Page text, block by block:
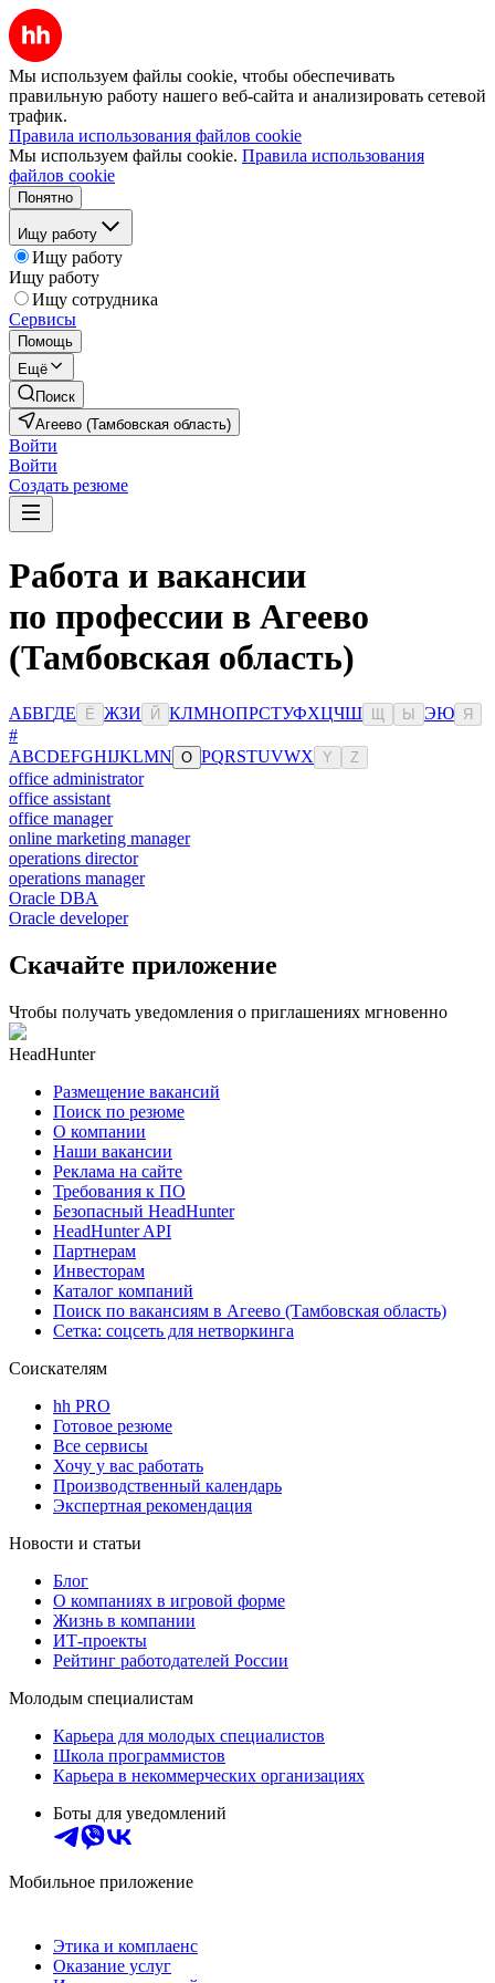
Мы используем файлы cookie, чтобы обеспечивать
правильную работу нашего веб-сайта и анализировать сетевой
трафик.
Правила использования файлов cookie
Мы используем файлы cookie. Правила использования
файлов cookie
Понятно
Ищу работу
Ищу работу
Ищу работу
Ищу сотрудника
Сервисы
Помощь
Ещё
Поиск
Агеево (Тамбовская область)
Войти
Войти
Создать резюме
Работа и вакансии
по профессии в Агеево
(Тамбовская область)
АБВГДЕ Ё ЖЗИ Й КЛМНОПРСТУФХЦЧШ Ы ЭЮ Я
#
ABCDEFGHIJKLMN O PQRSTUVWX Y Z
office administrator
office assistant
office manager
online marketing manager
operations director
operations manager
Oracle DBA
Oracle developer
Скачайте приложение
Чтобы получать уведомления о приглашениях мгновенно
HeadHunter
Размещение вакансий
Поиск по резюме
О компании
Наши вакансии
Реклама на сайте
Требования к ПО
Безопасный HeadHunter
HeadHunter API
Партнерам
Инвесторам
Каталог компаний
Поиск по вакансиям в Агеево (Тамбовская область)
Сетка: соцсеть для нетворкинга
Соискателям
hh PRO
Готовое резюме
Все сервисы
Хочу у вас работать
Производственный календарь
Экспертная рекомендация
Новости и статьи
Блог
О компаниях в игровой форме
Жизнь в компании
ИТ-проекты
Рейтинг работодателей России
Молодым специалистам
Карьера для молодых специалистов
Школа программистов
Карьера в некоммерческих организациях
Боты для уведомлений
Мобильное приложение
Этика и комплаенс
Оказание услуг